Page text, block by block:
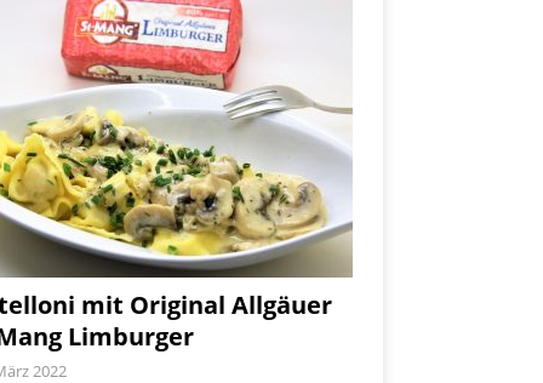
mit Original Allgäuer
Limburger
2022